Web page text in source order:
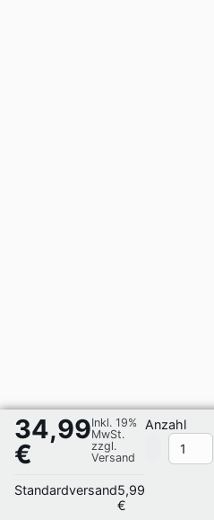
34,99
€
Inkl. 19%
MwSt.
zzgl.
Versand
Standardversand5,99
€
Anzahl